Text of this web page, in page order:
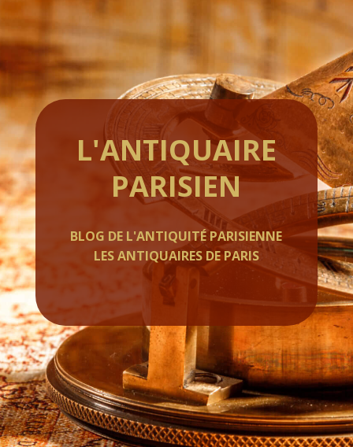
L'ANTIQUAIRE
PARISIEN
BLOG DE L'ANTIQUITÉ PARISIENNE
LES ANTIQUAIRES DE PARIS